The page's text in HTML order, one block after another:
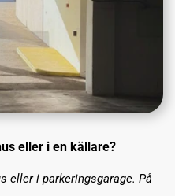
eller i en källare?
eller i parkeringsgarage. På